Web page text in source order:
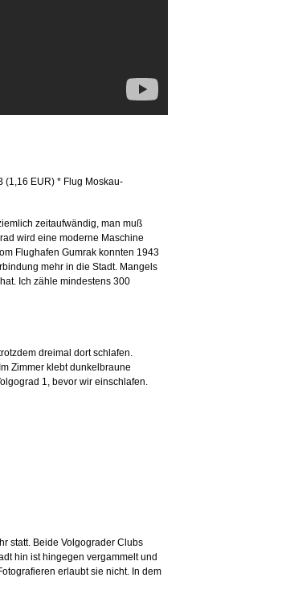
(1,16 EUR) * Flug Moskau-
zeitaufwändig, man muß
wird eine moderne Maschine
Flughafen Gumrak konnten 1943
mehr in die Stadt. Mangels
Ich zähle mindestens 300
dreimal dort schlafen.
Zimmer klebt dunkelbraune
1, bevor wir einschlafen.
statt. Beide Volgograder Clubs
hin ist hingegen vergammelt und
erlaubt sie nicht. In dem